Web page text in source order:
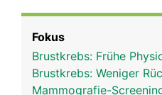
Farbstoffe) werden
ausscheiden kann. In
Blutkörperchen)
Fokus
Brustkrebs: Frühe
Brustkrebs: Weniger
Mammografie-